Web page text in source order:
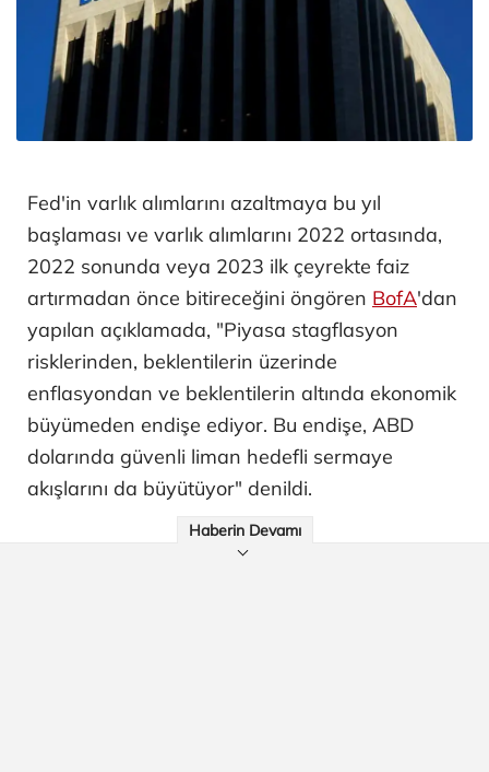
Fed'in varlık alımlarını azaltmaya bu yıl
başlaması ve varlık alımlarını 2022 ortasında,
2022 sonunda veya 2023 ilk çeyrekte faiz
artırmadan önce bitireceğini öngören BofA'dan
yapılan açıklamada, "Piyasa stagflasyon
risklerinden, beklentilerin üzerinde
enflasyondan ve beklentilerin altında ekonomik
büyümeden endişe ediyor. Bu endişe, ABD
dolarında güvenli liman hedefli sermaye
akışlarını da büyütüyor" denildi.
Haberin Devamı